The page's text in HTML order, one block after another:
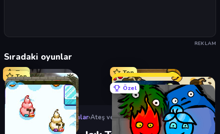
REKLAM
Sıradaki oyunlar
Top Top
Top
Özel
Oyunlar 2 Kişilik Oyunlar›Ateş ve Su 2 – Işık Tapınağı